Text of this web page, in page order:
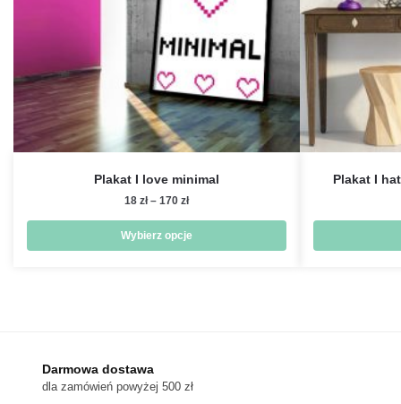
Plakat I love minimal
18 zł – 170 złZakres
od
18 zł
Wybierz opcje
można
Plakat I
Darmowa dostawa
dla zamówień powyżej 500 zł